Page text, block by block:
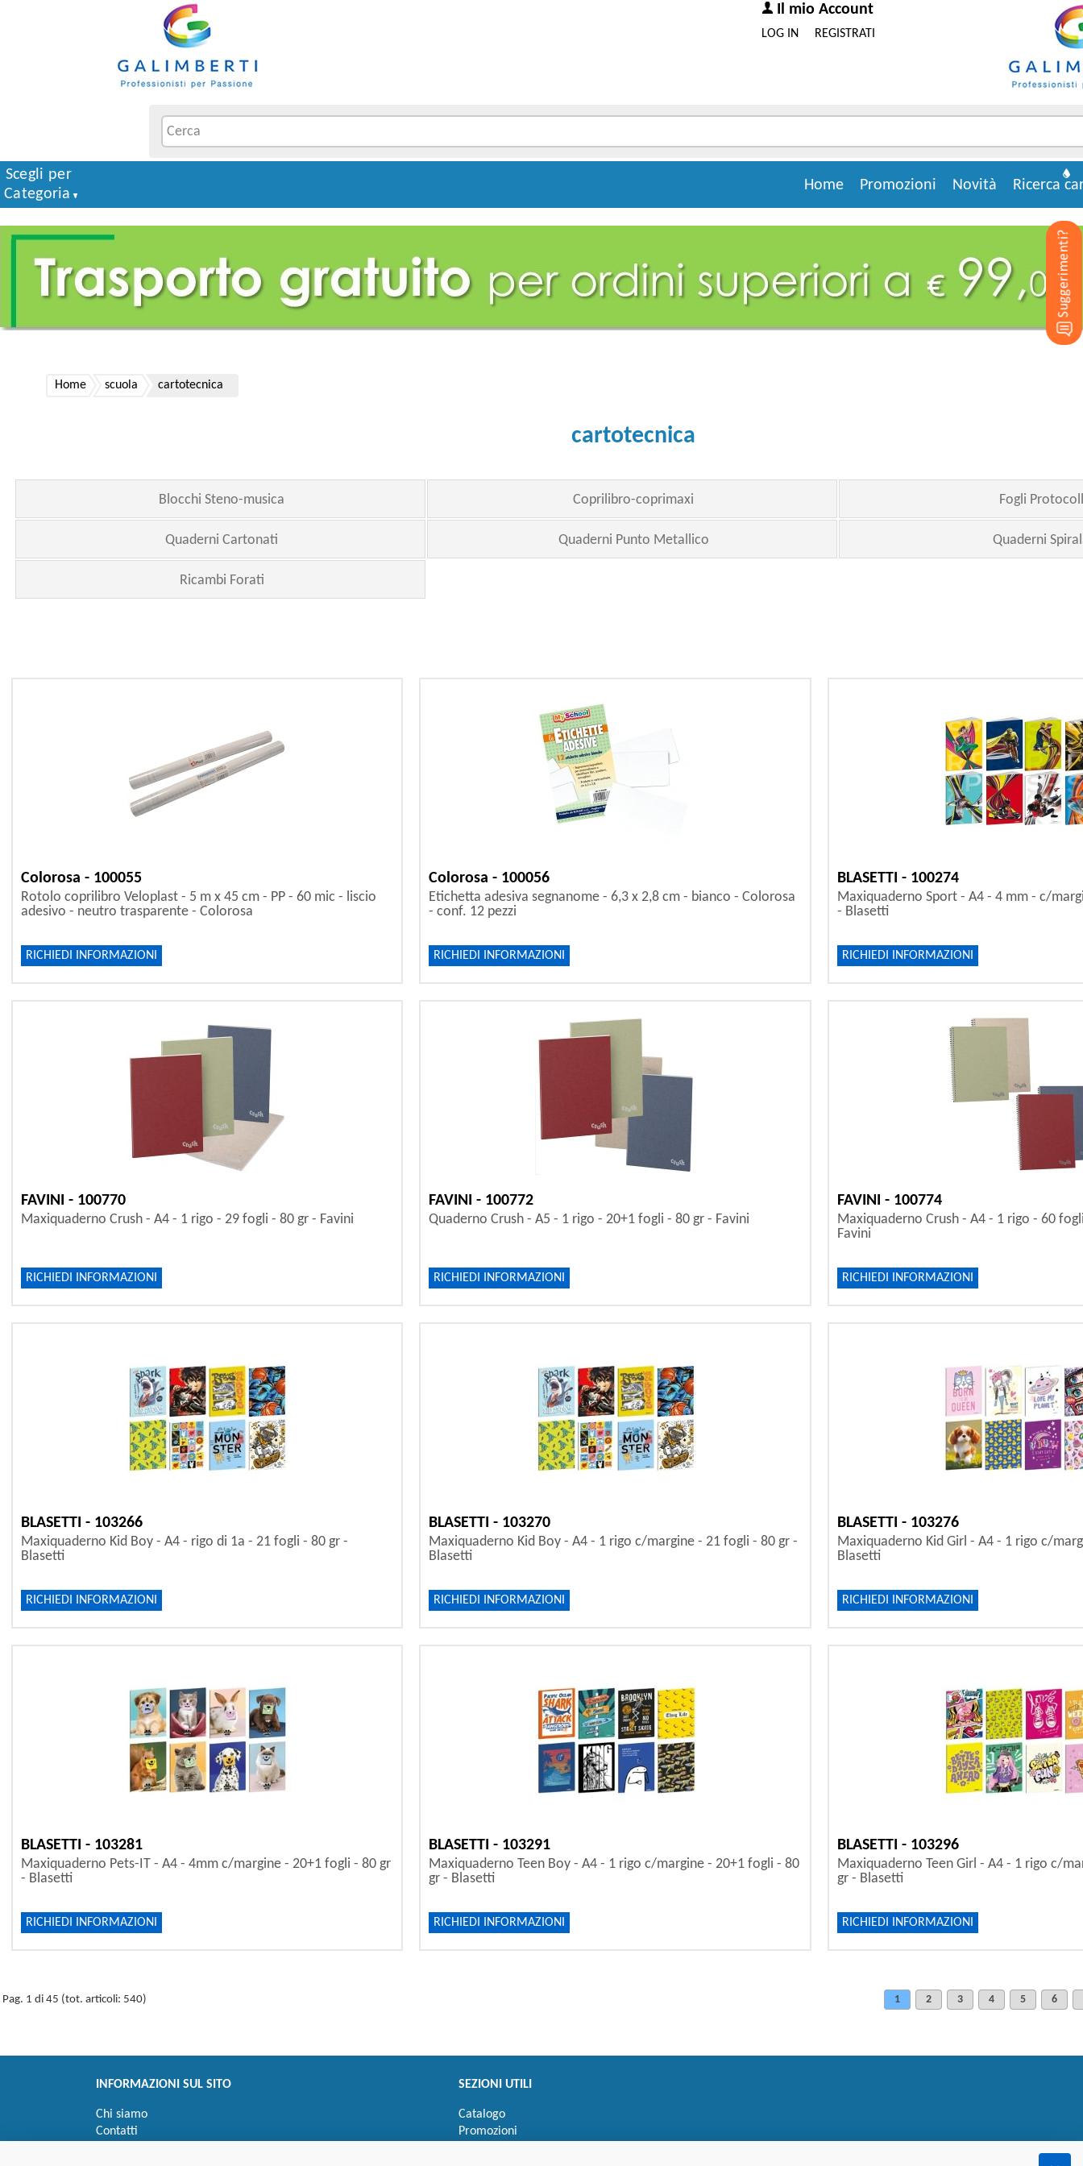
Il mio Account
REGISTRATI
LOG IN
Ricerca
Novità
Promozioni
Home
Scegli per
Categoria
Home scuola cartotecnica
cartotecnica
Blocchi Steno-musica Coprilibro-coprimaxi Fogli
Quaderni Cartonati Quaderni Punto Metallico Quaderni
Ricambi Forati
Colorosa - 100055
Rotolo coprilibro Veloplast - 5 m x 45 cm - PP - 60 mic - liscio
adesivo - neutro trasparente - Colorosa
RICHIEDI INFORMAZIONI
Colorosa - 100056
Etichetta adesiva segnanome - 6,3 x 2,8 cm - bianco - Colorosa
- conf. 12 pezzi
RICHIEDI INFORMAZIONI
BLASETTI - 100274
Maxiquaderno Sport - A4 - 4 mm - c/
- Blasetti
RICHIEDI INFORMAZIONI
FAVINI - 100770
Maxiquaderno Crush - A4 - 1 rigo - 29 fogli - 80 gr - Favini
RICHIEDI INFORMAZIONI
FAVINI - 100772
Quaderno Crush - A5 - 1 rigo - 20+1 fogli - 80 gr - Favini
RICHIEDI INFORMAZIONI
FAVINI - 100774
Maxiquaderno Crush - A4 - 1 rigo - 60
Favini
RICHIEDI INFORMAZIONI
BLASETTI - 103266
Maxiquaderno Kid Boy - A4 - rigo di 1a - 21 fogli - 80 gr -
Blasetti
RICHIEDI INFORMAZIONI
BLASETTI - 103270
Maxiquaderno Kid Boy - A4 - 1 rigo c/margine - 21 fogli - 80 gr -
Blasetti
RICHIEDI INFORMAZIONI
BLASETTI - 103276
Maxiquaderno Kid Girl - A4 - 1 rigo c/
Blasetti
RICHIEDI INFORMAZIONI
BLASETTI - 103281
Maxiquaderno Pets-IT - A4 - 4mm c/margine - 20+1 fogli - 80 gr
- Blasetti
RICHIEDI INFORMAZIONI
BLASETTI - 103291
Maxiquaderno Teen Boy - A4 - 1 rigo c/margine - 20+1 fogli - 80
gr - Blasetti
RICHIEDI INFORMAZIONI
BLASETTI - 103296
Maxiquaderno Teen Girl - A4 - 1 rigo c/
gr - Blasetti
RICHIEDI INFORMAZIONI
Pag. 1 di 45 (tot. articoli: 540) 1 2 3 4 5 6
INFORMAZIONI SUL SITO
Chi siamo
Contatti
SEZIONI UTILI
Catalogo
Promozioni